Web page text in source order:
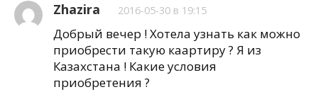
Zhazira 2016-05-30 в 19:15
Добрый вечер ! Хотела узнать как можно
приобрести такую каартиру ? Я из
Казахстана ! Какие условия
приобретения ?